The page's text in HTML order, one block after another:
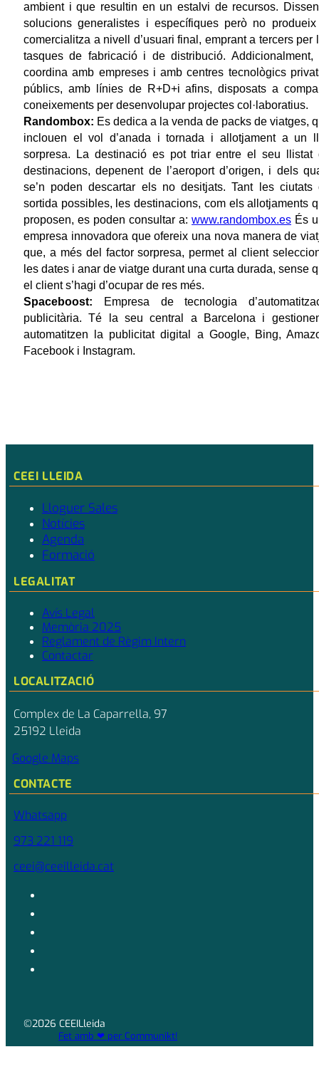
ambient i que resultin en un estalvi de recursos.
solucions generalistes i específiques però no
comercialitza a nivell d’usuari final, emprant a tercers per
tasques de fabricació i de distribució. Addicionalment,
coordina amb empreses i amb centres tecnològics
públics, amb línies de R+D+i afins, disposats a
coneixements per desenvolupar projectes col·laboratius.
Randombox: Es dedica a la venda de packs de viatges,
inclouen el vol d’anada i tornada i allotjament a un
sorpresa. La destinació es pot triar entre el seu llistat
destinacions, depenent de l’aeroport d’origen, i dels
se’n poden descartar els no desitjats. Tant les ciutats
sortida possibles, les destinacions, com els allotjaments
proposen, es poden consultar a: www.randombox.es És
empresa innovadora que ofereix una nova manera de
que, a més del factor sorpresa, permet al client
les dates i anar de viatge durant una curta durada, sense
el client s’hagi d’ocupar de res més.
Spaceboost:
Empresa de tecnologia
publicitària. Té la seu central a Barcelona i
automatitzen la publicitat digital a Google, Bing,
Facebook i Instagram.
CEEI LLEIDA
Lloguer Sales
Notícies
Agenda
Formació
LEGALITAT
Avís Legal
Memòria 2025
Reglament de Règim Intern
Contactar
LOCALITZACIÓ
Complex de La Caparrella, 97
25192 Lleida
Google Maps
CONTACTE
Whatsapp
973 221 119
ceei@ceeilleida.cat
©2026 CEEILleida
Fet amb ❤ per Communikt!